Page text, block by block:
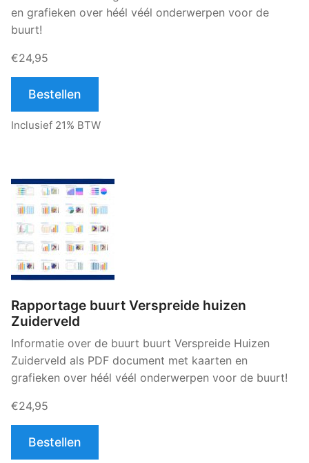
en grafieken over héél véél onderwerpen voor de
buurt!
€24,95
Bestellen
Inclusief 21% BTW
Rapportage buurt Verspreide huizen
Zuiderveld
Informatie over de buurt buurt Verspreide Huizen
Zuiderveld als PDF document met kaarten en
grafieken over héél véél onderwerpen voor de buurt!
€24,95
Bestellen